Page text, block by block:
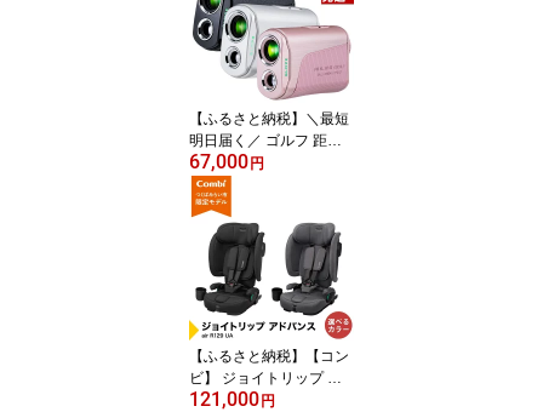
児 新生児 育児 出産祝い
プレゼント 出産準備 子
供用 スチーム除菌 時短
薬液不要 全自動
【ふるさと納税】＼最短
明日届く／ ゴルフ 距離
計 NINJOR GOLF NJ MI
NI PRO OLED 距離計測
器 レーザー距離計 小型
コンパクト ゴルフ用 高
低差測定 スロープモード
ピンサーチ 機能搭載 ハ
ードケース付 ニンジャー
ゴルフ ミニプロ 競技対
応 防水 飛距離計測 ギフ
ト
67,000円
【ふるさと納税】【コン
ビ】 ジョイトリップ ア
ドバンス air R129 UA ブ
121,000円